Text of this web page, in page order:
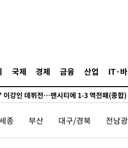
국제 경제 금융 산업 IT·
침묵…LAFC, 톨루카에 1-0 승리(종합)
앞 ATM 데뷔…뜨거운 응원 속 새출발(종합)
강인 데뷔전…맨시티에 1-3 역전패(종합)
이강인, 맨시티 상대로 비공식 데뷔전
가자 평화 2차 15개조 평화안 '거부'
에 '상암벌 들썩'…"세계적인 선수 되길"
세종 부산 대구/경북 전남